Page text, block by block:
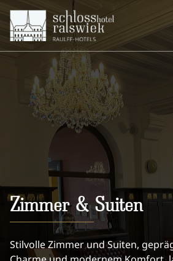
Zimmer & Suiten
Stilvolle Zimmer und Suiten,